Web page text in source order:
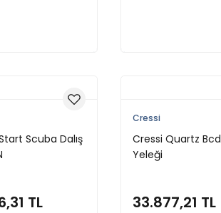
Scuba Dalış
TL
Cressi
Cressi Quartz Bcd
Yeleği
33.877,21 TL